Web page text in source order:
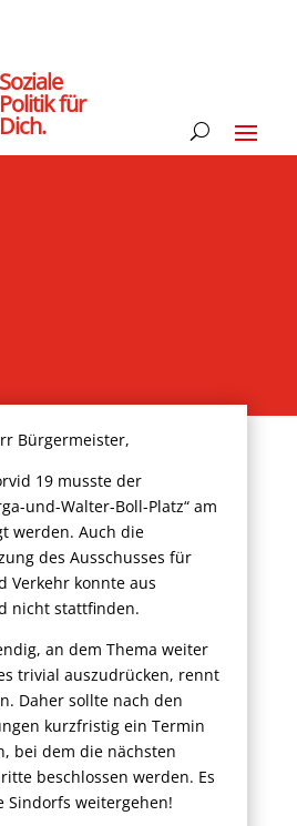
Soziale
Politik für
Dich.
Bürgermeister,
19 musste der
und-Walter-Boll-Platz“ am
werden. Auch die
des Ausschusses für
Verkehr konnte aus
nicht stattfinden.
an dem Thema weiter
trivial auszudrücken, rennt
Daher sollte nach den
kurzfristig ein Termin
bei dem die nächsten
beschlossen werden. Es
Sindorfs weitergehen!